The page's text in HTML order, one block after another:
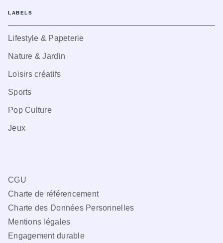
LABELS
Lifestyle & Papeterie
Nature & Jardin
Loisirs créatifs
Sports
Pop Culture
Jeux
CGU
Charte de référencement
Charte des Données Personnelles
Mentions légales
Engagement durable